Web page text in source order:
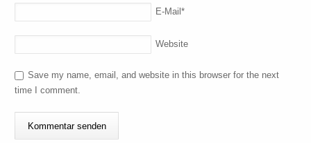
E-Mail*
Website
Save my name, email, and website in this browser for the next
time I comment.